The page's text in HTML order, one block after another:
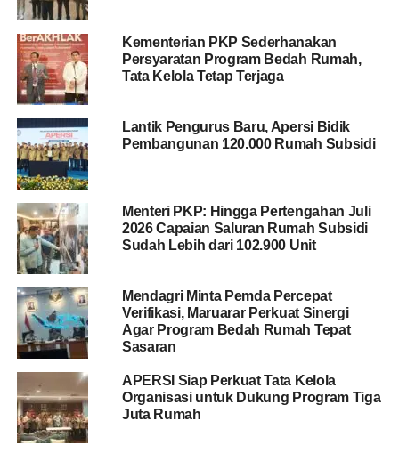
Perekonomian.
Menurut dia, pembahasan tersebut dilakukan sekitar dua
pekan lalu dan mencakup evaluasi KUR perumahan
maupun skema KUR lainnya.
BACA JUGA
Erick Thohir Usulkan Anggaran
Rp604 Miliar untuk Kementerian BUMN 2026
Maruarar menyebut KUR perumahan merupakan program
yang pertama kali dihadirkan pada masa pemerintahan
Presiden Prabowo Subianto. Program itu ditujukan untuk
maupun pasokan.
Ia menjelaskan, dari sisi permintaan, masyarakat dengan
kebutuhan pembiayaan di bawah Rp100 juta dapat
memperoleh KUR tanpa agunan dengan bunga sebesar
0,5 persen per bulan.
Sementara dari sisi pasokan, pemerintah memberikan
Kementerian PKP Sederhanakan
Persyaratan Program Bedah Rumah,
Tata Kelola Tetap Terjaga
Lantik Pengurus Baru, Apersi Bidik
Pembangunan 120.000 Rumah Subsidi
Menteri PKP: Hingga Pertengahan Juli
2026 Capaian Saluran Rumah Subsidi
Sudah Lebih dari 102.900 Unit
Mendagri Minta Pemda Percepat
Verifikasi, Maruarar Perkuat Sinergi
Agar Program Bedah Rumah Tepat
Sasaran
APERSI Siap Perkuat Tata Kelola
Organisasi untuk Dukung Program Tiga
Juta Rumah